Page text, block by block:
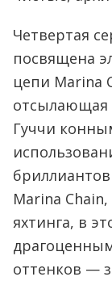
Четвертая
посвящена
цепи Marina
отсылающая
Гуччи
Marina
яхтинга, в
оттенков —